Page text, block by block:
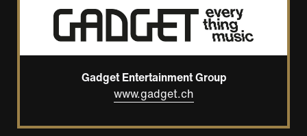
Gadget Entertainment Group
www.gadget.ch